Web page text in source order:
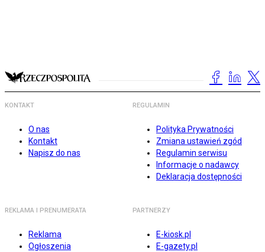
KONTAKT
O nas
Kontakt
Napisz do nas
REGULAMIN
Polityka Prywatności
Zmiana ustawień zgód
Regulamin serwisu
Informacje o nadawcy
Deklaracja dostępności
REKLAMA I PRENUMERATA
Reklama
Ogłoszenia
PARTNERZY
E-kiosk.pl
E-gazety.pl